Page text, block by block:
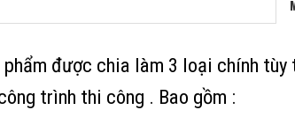
được chia làm 3 loại chính
trình thi công . Bao gồm :